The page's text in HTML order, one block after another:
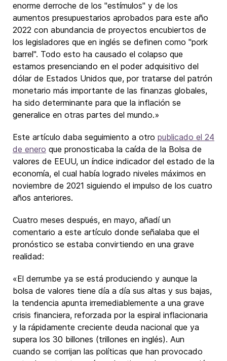
enorme derroche de los "estímulos" y de los
aumentos presupuestarios aprobados para este año
2022 con abundancia de proyectos encubiertos de
los legisladores que en inglés se definen como "pork
barrel". Todo esto ha causado el colapso que
estamos presenciando en el poder adquisitivo del
dólar de Estados Unidos que, por tratarse del patrón
monetario más importante de las finanzas globales,
ha sido determinante para que la inflación se
generalice en otras partes del mundo.»
Este artículo daba seguimiento a otro publicado el 24
de enero que pronosticaba la caída de la Bolsa de
valores de EEUU, un índice indicador del estado de la
economía, el cual había logrado niveles máximos en
noviembre de 2021 siguiendo el impulso de los cuatro
años anteriores.
Cuatro meses después, en mayo, añadí un
comentario a este artículo donde señalaba que el
pronóstico se estaba convirtiendo en una grave
realidad:
«El derrumbe ya se está produciendo y aunque la
bolsa de valores tiene día a día sus altas y sus bajas,
la tendencia apunta irremediablemente a una grave
crisis financiera, reforzada por la espiral inflacionaria
y la rápidamente creciente deuda nacional que ya
supera los 30 billones (trillones en inglés). Aun
cuando se corrijan las políticas que han provocado